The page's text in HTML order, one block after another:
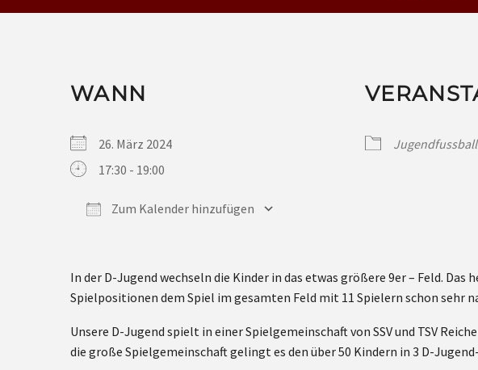
WANN
26. März 2024
17:30 - 19:00
Zum Kalender hinzufügen
Jugendfussball
In der D-Jugend wechseln die Kinder in das etwas größere 9er – Feld.
Spielpositionen dem Spiel im gesamten Feld mit 11 Spielern schon sehr
Unsere D-Jugend spielt in einer Spielgemeinschaft von SSV und TSV
die große Spielgemeinschaft gelingt es den über 50 Kindern in 3 D-